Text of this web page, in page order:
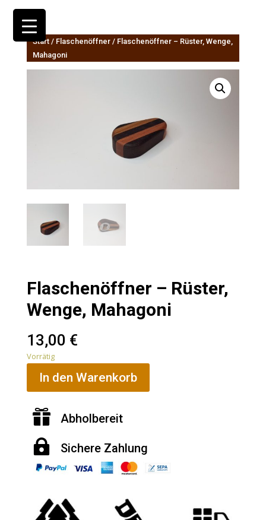
Start/ Flaschenöffner/ Flaschenöffner – Rüster, Wenge,
Mahagoni
Flaschenöffner – Rüster,
Wenge, Mahagoni
13,00 €
Vorrätig
In den Warenkorb
 Abholbereit
 SichereZahlung